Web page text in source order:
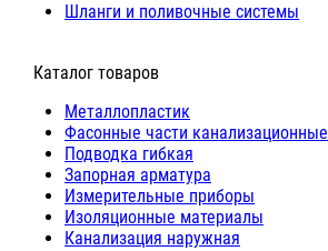
Шланги и поливочные системы
⠀Каталог товаров
Металлопластик
Фасонные части канализационные
Подводка гибкая
Запорная арматура
Измерительные приборы
Изоляционные материалы
Канализация наружная